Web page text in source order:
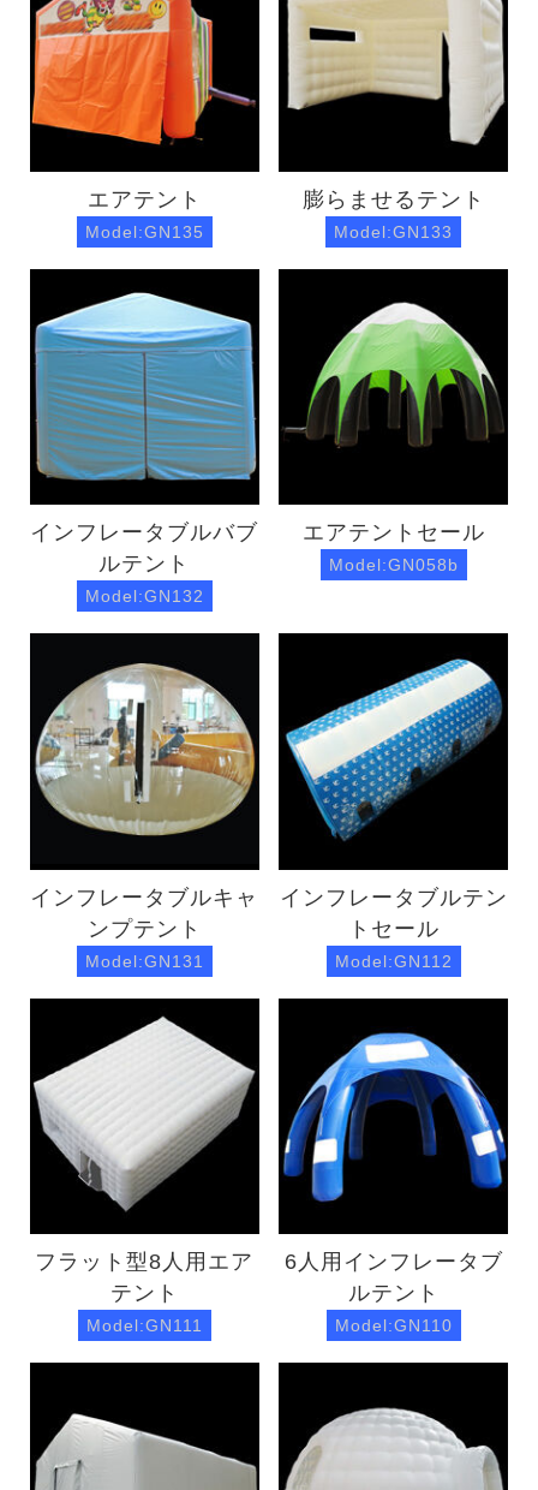
エアテント
Model:GN135
膨らませるテント
Model:GN133
インフレータブルバブ
ルテント
Model:GN132
エアテントセール
Model:GN058b
インフレータブルキャ
ンプテント
Model:GN131
インフレータブルテン
トセール
Model:GN112
フラット型8人用エア
テント
Model:GN111
6人用インフレータブ
ルテント
Model:GN110